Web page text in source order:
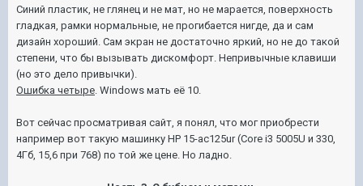
Синий пластик, не глянец и не мат, но не марается, поверхность
гладкая, рамки нормальные, не прогибается нигде, да и сам
дизайн хороший. Сам экран не достаточно яркий, но не до такой
степени, что бы вызывать дискомфорт. Непривычные клавиши
(но это дело привычки).
Ошибка четыре . Windows мать её 10.
Вот сейчас просматривая сайт, я понял, что мог приобрести
например вот такую машинку HP 15-ac125ur (Core i3 5005U и 330,
4Гб, 15,6 при 768) по той же цене. Но ладно.